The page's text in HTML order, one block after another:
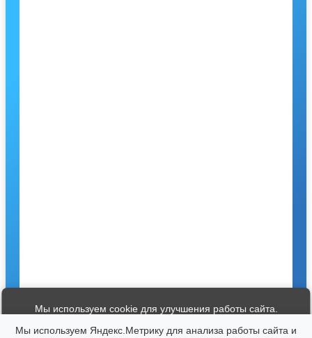
Мы используем Яндекс.Метрику для анализа работы сайта и
Мы используем cookie для улучшения работы сайта.